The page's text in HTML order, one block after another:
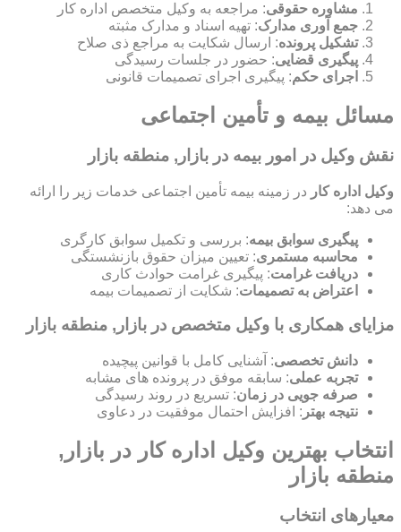
مشاوره حقوقی: مراجعه به وکیل متخصص اداره کار
جمع آوری مدارک: تهیه اسناد و مدارک مثبته
تشکیل پرونده: ارسال شکایت به مراجع ذی صلاح
پیگیری قضایی: حضور در جلسات رسیدگی
اجرای حکم: پیگیری اجرای تصمیمات قانونی
مسائل بیمه و تأمین اجتماعی
نقش وکیل در امور بیمه در بازار, منطقه بازار
وکیل اداره کار در زمینه بیمه تأمین اجتماعی خدمات زیر را ارائه
می دهد:
پیگیری سوابق بیمه: بررسی و تکمیل سوابق کارگری
محاسبه مستمری: تعیین میزان حقوق بازنشستگی
دریافت غرامت: پیگیری غرامت حوادث کاری
اعتراض به تصمیمات: شکایت از تصمیمات بیمه
مزایای همکاری با وکیل متخصص در بازار, منطقه بازار
دانش تخصصی: آشنایی کامل با قوانین پیچیده
تجربه عملی: سابقه موفق در پرونده های مشابه
صرفه جویی در زمان: تسریع در روند رسیدگی
نتیجه بهتر : افزایش احتمال موفقیت در دعاوی
انتخاب بهترین وکیل اداره کار در بازار,
منطقه بازار
معیارهای انتخاب